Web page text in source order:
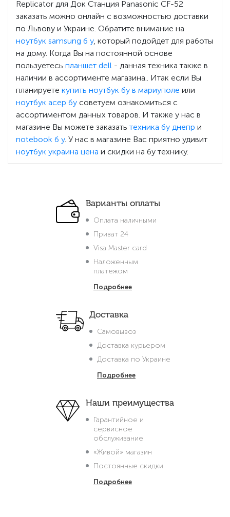
Replicator для Док Станция Panasonic CF-52
заказать можно онлайн с возможностью доставки
по Львову и Украине. Обратите внимание на
ноутбук samsung б у, который подойдет для работы
на дому. Когда Вы на постоянной основе
пользуетесь планшет dell - данная техника также в
наличии в ассортименте магазина.. Итак если Вы
планируете купить ноутбук бу в мариуполе или
ноутбук асер бу советуем ознакомиться с
ассортиментом данных товаров. И также у нас в
магазине Вы можете заказать техника бу днепр и
notebook б у. У нас в магазине Вас приятно удивит
ноутбук украина цена и скидки на бу технику.
Варианты оплаты
Оплата наличными
Приват 24
Visa Master card
Наложенным
платежом
Подробнее
Доставка
Самовывоз
Доставка курьером
Доставка по Украине
Подробнее
Наши преимущества
Гарантийное и
сервисное
обслуживание
«Живой» магазин
Постоянные скидки
Подробнее